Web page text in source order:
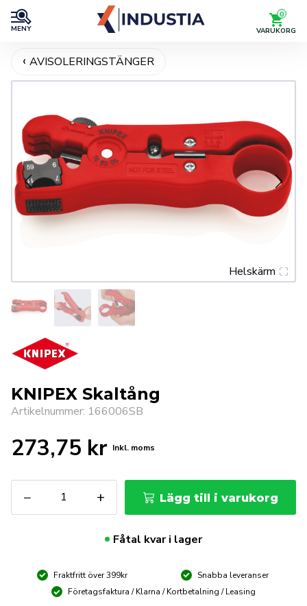
MENY
0
VARUKORG
AVISOLERINGSTÄNGER
Helskärm
KNIPEX Skaltång
Artikelnummer: 166006SB
273,75 kr Inkl. moms
−
Skaltång
mängd
+ Lägg till i varukorg
Fåtal kvar i lager
Fraktfritt över 399kr
Snabba leveranser
Företagsfaktura / Klarna / Kortbetalning / Leasing